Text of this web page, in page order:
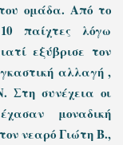
ομάδα. Από το
παίχτες λόγω
εξύβρισε τον
αλλαγή ,
Στη συνέχεια οι
μοναδική
νεαρό Γιώτη Β.,